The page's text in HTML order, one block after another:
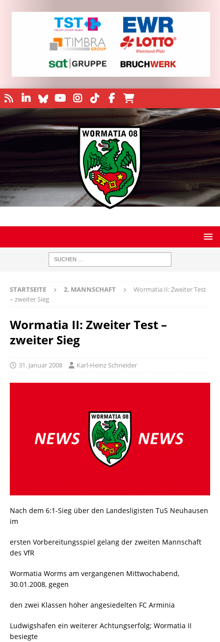
STARTSEITE 2. MANNSCHAFT
Wormatia II: Zweiter Test
– zweiter Sieg
Wormatia II: Zweiter Test –
zweiter Sieg
31. Januar 2008 Karl-Heinz Schneider
Nach dem 6:1-Sieg über den Landesligisten TuS Neuhausen
im
ersten Vorbereitungsspiel gelang der zweiten Mannschaft
des VfR
Wormatia Worms am vergangenen Mittwochabend,
30.01.2008, gegen
den zwei Klassen höher angesiedelten FC Arminia
Ludwigshafen ein weiterer Achtungserfolg; Wormatia II
besiegte